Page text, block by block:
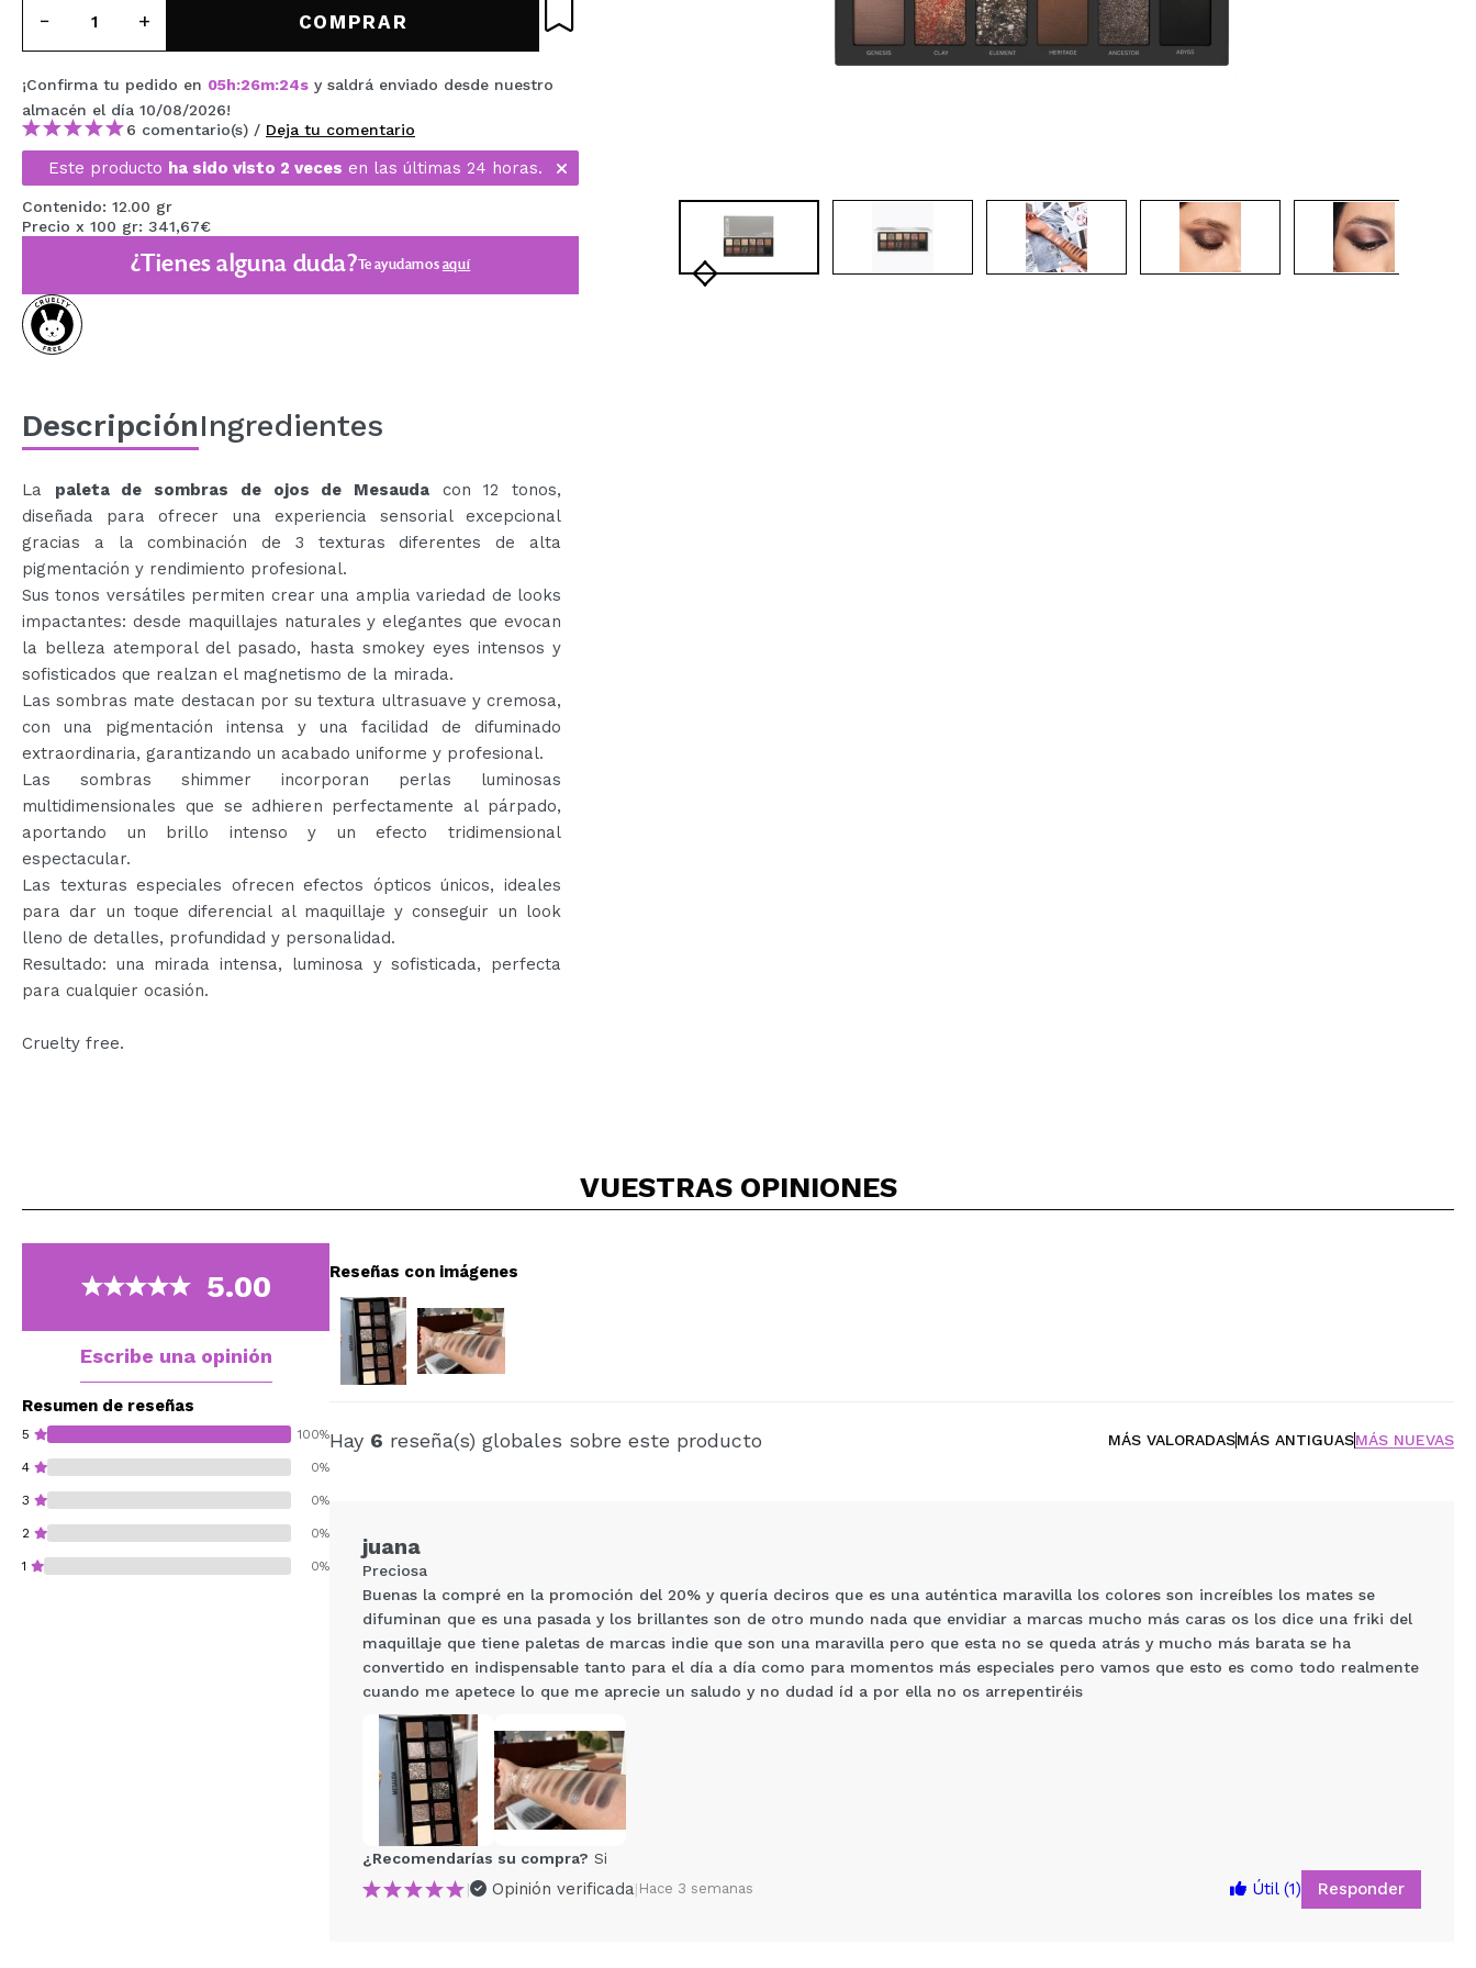
MAQUIFARMA
TRAVEL SIZE
NATURE
OFERTAS
¡HAN VUELTO!
PRÓXIMAMENTE
CREAR CUENTA
COMPRAR
¡Confirma tu pedido en 05h:26m:23sy saldrá enviado desde nuestro
almacén el día 10/08/2026!
6 comentario(s) / Deja tu comentario
Este producto ha sido visto 2 veces en las últimas 24 horas.
Contenido: 12.00 gr
Precio x 100 gr: 341,67€
¿Tienes alguna duda?Te ayudamosaquí
DescripciónIngredientes
La paleta de sombras de ojos de Mesaudacon 12 tonos,
diseñada para ofrecer una experiencia sensorial excepcional
gracias a la combinación de 3 texturas diferentes de alta
pigmentación y rendimiento profesional.
Sus tonos versátiles permiten crear una amplia variedad de looks
impactantes: desde maquillajes naturales y elegantes que evocan
la belleza atemporal del pasado, hasta smokey eyes intensos y
sofisticados que realzan el magnetismo de la mirada.
Las sombras mate destacan por su textura ultrasuave y cremosa,
con una pigmentación intensa y una facilidad de difuminado
extraordinaria, garantizando un acabado uniforme y profesional.
Las sombras shimmer incorporan perlas luminosas
multidimensionales que se adhieren perfectamente al párpado,
aportando un brillo intenso y un efecto tridimensional
espectacular.
Las texturas especiales ofrecen efectos ópticos únicos, ideales
para dar un toque diferencial al maquillaje y conseguir un look
lleno de detalles, profundidad y personalidad.
Resultado: una mirada intensa, luminosa y sofisticada, perfecta
para cualquier ocasión.
Cruelty free.
VUESTRAS OPINIONES
5.00
Escribe una opinión
Resumen de reseñas
5 100%
4 0%
3 0%
2 0%
1 0%
Reseñas con imágenes
Hay 6 reseña(s) globales sobre este producto MÁS VALORADASMÁS ANTIGUASMÁS NUEVAS
Compartir un vídeo o una foto
Tu vídeo podría ser el primero. Imagínatelo...
¿Recomendarías su compra? Si
ENVIAR
juana
Preciosa
Buenas la compré en la promoción del 20% y quería deciros que es una auténtica maravilla los colores son increíbles los mates se
difuminan que es una pasada y los brillantes son de otro mundo nada que envidiar a marcas mucho más caras os los dice una friki del
maquillaje que tiene paletas de marcas indie que son una maravilla pero que esta no se queda atrás y mucho más barata se ha
convertido en indispensable tanto para el día a día como para momentos más especiales pero vamos que esto es como todo realmente
cuando me apetece lo que me aprecie un saludo y no dudad íd a por ella no os arrepentiréis
¿Recomendarías su compra? Si
|
Opinión verificada| Hace 3 semanas Útil (1) Responder